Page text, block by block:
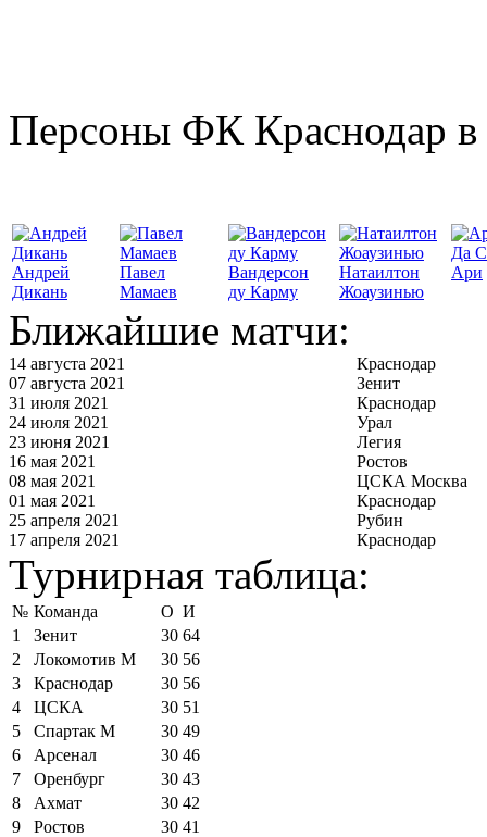
Персоны ФК Краснодар в
Андрей
Дикань
Павел
Мамаев
Вандерсон
ду Карму
Натаилтон
Жоаузинью
Да
Ари
Ближайшие матчи:
14 августа 2021
Краснодар
07 августа 2021
Зенит
31 июля 2021
Краснодар
24 июля 2021
Урал
23 июня 2021
Легия
16 мая 2021
Ростов
08 мая 2021
ЦСКА Москва
01 мая 2021
Краснодар
25 апреля 2021
Рубин
17 апреля 2021
Краснодар
Турнирная таблица:
№ Команда О И
1
Зенит 30 64
2
Локомотив М 30 56
3
Краснодар 30 56
4
ЦСКА 30 51
5
Спартак М 30 49
6
Арсенал 30 46
7
Оренбург 30 43
8
Ахмат 30 42
9
Ростов 30 41